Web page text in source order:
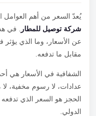
يُعدّ السعر من أهم العوامل
شركة توصيل للمطار. في هذا
عن الأسعار، وما الذي
مقابل ما تدفعه.
الشفافية في الأسعار هي أحد
عدادات، لا رسوم مخفية، لا
الحجز هو السعر الذي تدفعه
الدولي.